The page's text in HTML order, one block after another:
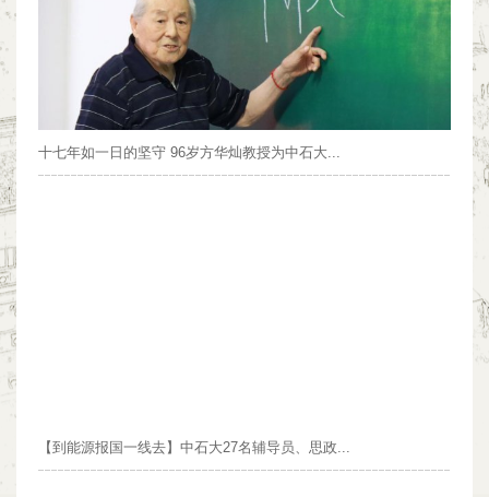
十七年如一日的坚守 96岁方华灿教授为中石大...
【到能源报国一线去】中石大27名辅导员、思政...